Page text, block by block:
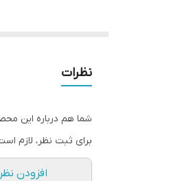
نظرات
شما هم درباره این
برای ثبت نظر، لازم
افزودن نظر